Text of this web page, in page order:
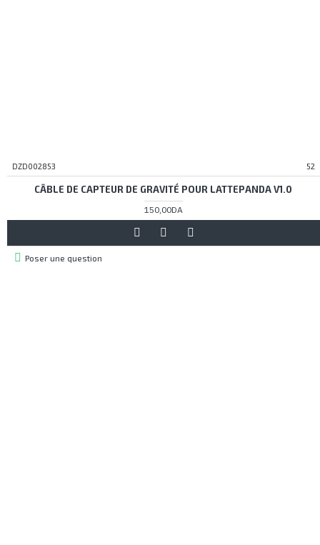
DZD002853 52
CÂBLE DE CAPTEUR DE GRAVITÉ POUR LATTEPANDA V1.0
150,00DA
Poser une question